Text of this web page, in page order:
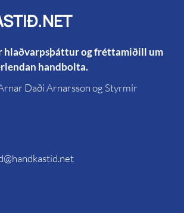
hlaðvarpsþáttur og fréttamiðill um
handbolta.
Daði Arnarsson og Styrmir
@handkastid.net